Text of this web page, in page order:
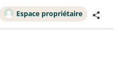
Espace propriétaire